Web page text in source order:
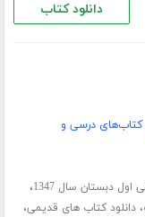
دانلود کتاب
کتاب‌های درسی و
اول دبستان سال 1347 ،
،دانلود کتاب های قدیمی،